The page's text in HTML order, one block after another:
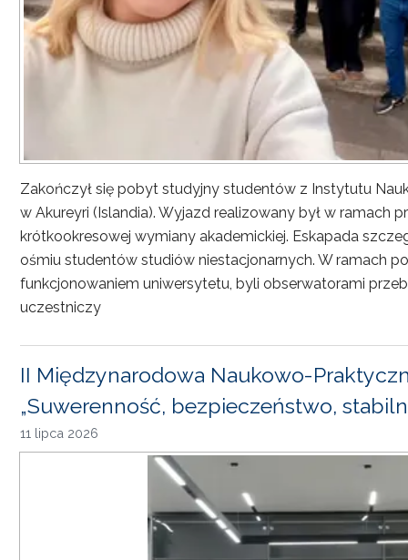
Zakończył się pobyt studyjny studentów z Instytutu
w Akureyri (Islandia). Wyjazd realizowany był w ramach
krótkookresowej wymiany akademickiej. Eskapada
ośmiu studentów studiów niestacjonarnych. W ramach
funkcjonowaniem uniwersytetu, byli obserwatorami
uczestniczy
II Międzynarodowa Naukowo-
„Suwerenność, bezpieczeństwo,
11 lipca 2026